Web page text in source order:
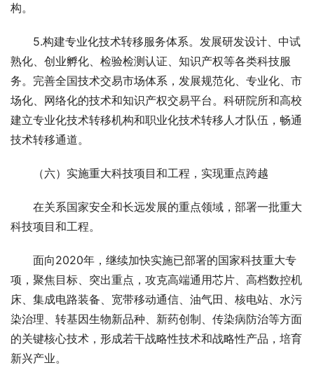
构。
5.构建专业化技术转移服务体系。发展研发设计、中试
熟化、创业孵化、检验检测认证、知识产权等各类科技服
务。完善全国技术交易市场体系，发展规范化、专业化、市
场化、网络化的技术和知识产权交易平台。科研院所和高校
建立专业化技术转移机构和职业化技术转移人才队伍，畅通
技术转移通道。
（六）实施重大科技项目和工程，实现重点跨越
在关系国家安全和长远发展的重点领域，部署一批重大
科技项目和工程。
面向2020年，继续加快实施已部署的国家科技重大专
项，聚焦目标、突出重点，攻克高端通用芯片、高档数控机
床、集成电路装备、宽带移动通信、油气田、核电站、水污
染治理、转基因生物新品种、新药创制、传染病防治等方面
的关键核心技术，形成若干战略性技术和战略性产品，培育
新兴产业。